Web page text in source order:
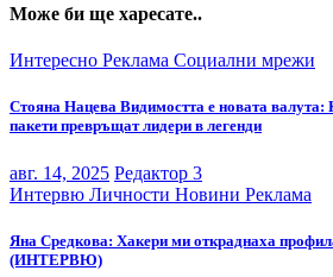
Може би ще харесате..
Интересно Реклама Социални мрежи
Стояна Нацева Видимостта е новата
пакети превръщат лидери в легенди
авг. 14, 2025 Редактор 3
Интервю Личности Новини Реклама
Яна Средкова: Хакери ми откраднаха
(ИНТЕРВЮ)